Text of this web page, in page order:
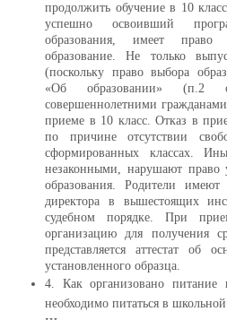
продолжить обучение в 10
успешно освоивший
образования, имеет право
образование. Не только
(поскольку право выбора
«Об образовании» (п.2
совершеннолетними
приеме в 10 класс. Отказ в
по причине отсутствии
сформированных классах.
незаконными, нарушают право
образования. Родители имеют
директора в вышестоящих
судебном порядке. При
организацию для получения
представляется аттестат об
установленного образца.
4. Как организовано
необходимо питаться в